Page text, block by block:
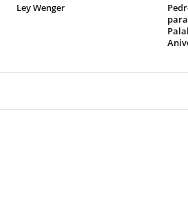
Ley Wenger